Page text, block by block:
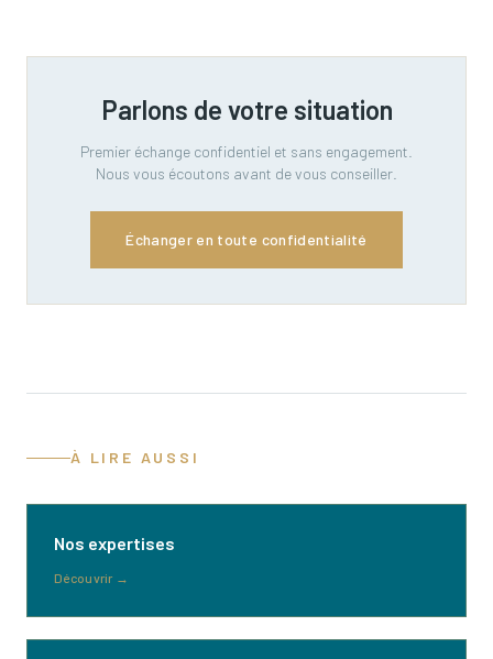
Parlons de votre situation
Premier échange confidentiel et sans engagement.
Nous vous écoutons avant de vous conseiller.
Échanger en toute confidentialité
À LIRE AUSSI
Nos expertises
Découvrir→